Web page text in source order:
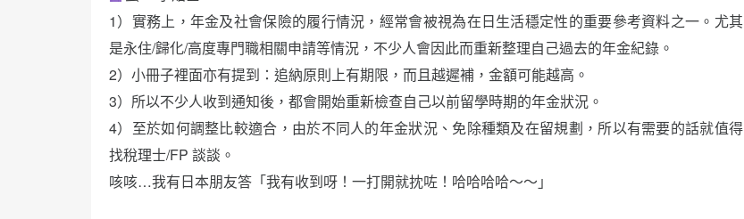
1）實務上，年金及社會保險的履行情況，經常會被視為在日生活穩定性的重要參考資料之一。尤其
是永住/歸化/高度專門職相關申請等情況，不少人會因此而重新整理自己過去的年金紀錄。
2）小冊子裡面亦有提到：追納原則上有期限，而且越遲補，金額可能越高。
3）所以不少人收到通知後，都會開始重新檢查自己以前留學時期的年金狀況。
4）至於如何調整比較適合，由於不同人的年金狀況、免除種類及在留規劃，所以有需要的話就值得
找稅理士/FP 談談。
咳咳…我有日本朋友答「我有收到呀！一打開就抌咗！哈哈哈哈～～」